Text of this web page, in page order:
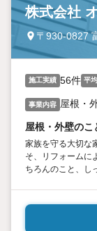
株式会社
〒930-0827
施工実績 56件 平
事業内容 屋根・
屋根・外壁のこ
家族を守る大切な
そ、リフォームに
ちろんのこと、し